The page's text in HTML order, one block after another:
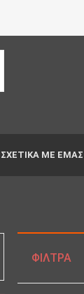
ΣΧΕΤΙΚΆ ΜΕ ΕΜΆΣ
ΦΊΛΤΡΑ